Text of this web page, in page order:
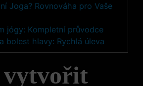
Joga? Rovnováha pro Vaše
jógy: Kompletní průvodce
bolest hlavy: Rychlá úleva
vytvořit